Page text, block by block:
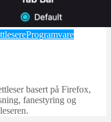
Programvare
basert på Firefox,
fanestyring og